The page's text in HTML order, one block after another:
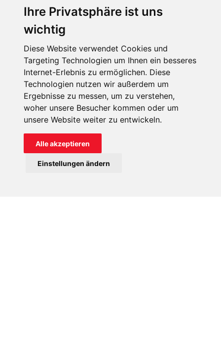
Ihre Privatsphäre ist uns
wichtig
Diese Website verwendet Cookies und
Targeting Technologien um Ihnen ein besseres
Internet-Erlebnis zu ermöglichen. Diese
Technologien nutzen wir außerdem um
Ergebnisse zu messen, um zu verstehen,
woher unsere Besucher kommen oder um
unsere Website weiter zu entwickeln.
Alle akzeptieren
Einstellungen ändern
In der Zeit des Krieges kümmern sie sich zudem um
Binnenflüchtlinge und haben mehrere ihrer Häuser für
geflüchtete Familien geöffnet. Außerdem betreuen sie
Kriegswaisen. Ihr hingebungsvoller Dienst der
Nächstenliebe wird mehr denn je gebraucht.